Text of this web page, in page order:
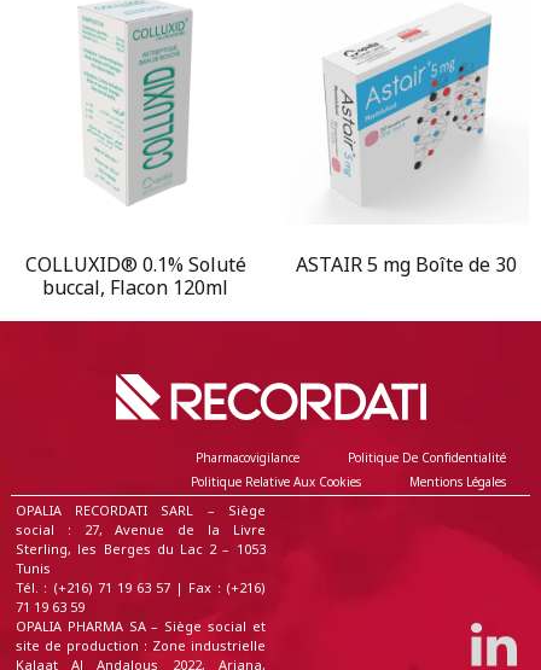
COLLUXID® 0.1% Soluté
buccal, Flacon 120ml
ASTAIR 5 mg Boîte de 30
Pharmacovigilance
Politique De Confidentialité
Politique Relative Aux Cookies
Mentions Légales
OPALIA RECORDATI SARL – Siège
social : 27, Avenue de la Livre
Sterling, les Berges du Lac 2 – 1053
Tunis
Tél. : (+216) 71 19 63 57 | Fax : (+216)
71 19 63 59
OPALIA PHARMA SA – Siège social et
site de production : Zone industrielle
Kalaat Al Andalous 2022, Ariana,